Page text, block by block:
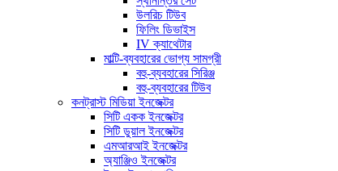
উলরিচ টিউব
ফিলিং ডিভাইস
IV ক্যাথেটার
মাল্টি-ব্যবহারের ভোগ্য সামগ্রী
বহু-ব্যবহারের সিরিঞ্জ
বহু-ব্যবহারের টিউব
কনট্রাস্ট মিডিয়া ইনজেক্টর
সিটি একক ইনজেক্টর
সিটি ডুয়াল ইনজেক্টর
এমআরআই ইনজেক্টর
অ্যাঞ্জিও ইনজেক্টর